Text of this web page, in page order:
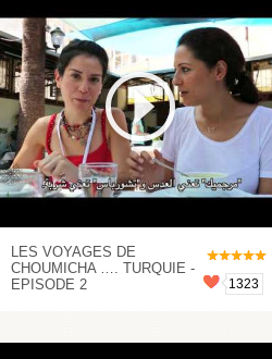
LES VOYAGES DE
CHOUMICHA …. TURQUIE -
EPISODE 2
1323